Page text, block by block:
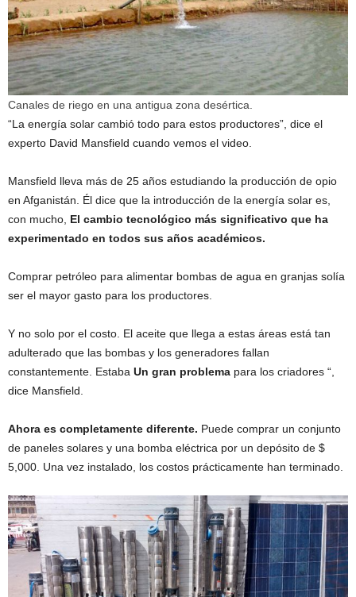
Canales de riego en una antigua zona desértica.
“La energía solar cambió todo para estos productores”, dice el
experto David Mansfield cuando vemos el video.
Mansfield lleva más de 25 años estudiando la producción de opio
en Afganistán. Él dice que la introducción de la energía solar es,
con mucho, El cambio tecnológico más significativo que ha
experimentado en todos sus años académicos.
Comprar petróleo para alimentar bombas de agua en granjas solía
ser el mayor gasto para los productores.
Y no solo por el costo. El aceite que llega a estas áreas está tan
adulterado que las bombas y los generadores fallan
constantemente. Estaba Un gran problema para los criadores “,
dice Mansfield.
Ahora es completamente diferente. Puede comprar un conjunto
de paneles solares y una bomba eléctrica por un depósito de $
5,000. Una vez instalado, los costos prácticamente han terminado.